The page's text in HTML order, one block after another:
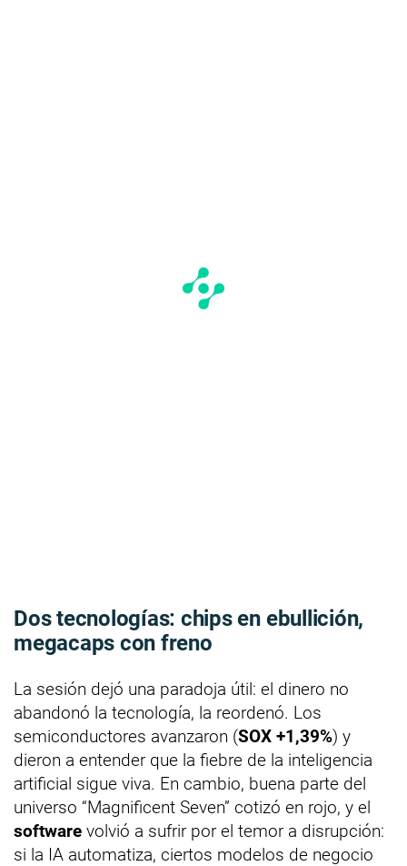
Dos tecnologías: chips en ebullición,
megacaps con freno
La sesión dejó una paradoja útil: el dinero no
abandonó la tecnología, la reordenó. Los
semiconductores avanzaron (SOX +1,39%) y
dieron a entender que la fiebre de la inteligencia
artificial sigue viva. En cambio, buena parte del
universo “Magnificent Seven” cotizó en rojo, y el
software volvió a sufrir por el temor a disrupción:
si la IA automatiza, ciertos modelos de negocio